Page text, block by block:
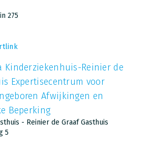
275
Kinderziekenhuis-Reinier de
Expertisecentrum voor
Afwijkingen en
Beperking
- Reinier de Graaf Gasthuis
5